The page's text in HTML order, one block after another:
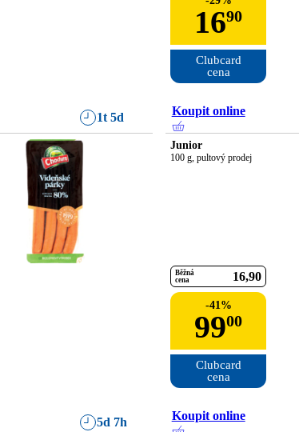
1690
Clubcard
cena
1t 5d Koupit online
Junior
100 g, pultový prodej
Běžná
cena
16 90
-41%
9900
Clubcard
cena
5d 7h Koupit online